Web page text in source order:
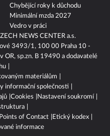
NEWS CENTER a.s.
3493/1, 100 00 Praha 10 -
OR, sp.zn. B 19490 a dodavatelé
materiálům
informační společnosti
Cookies
Nastavení soukromí
of Contact
Etický kodex
informace
Chybějící roky k důchodu
Minimální mzda 2027
Vedro v práci